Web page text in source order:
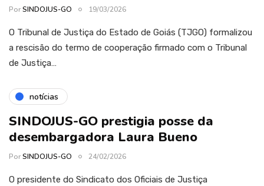
PorSINDOJUS-GO 19/03/2026
O Tribunal de Justiça do Estado de Goiás (TJGO) formalizou
a rescisão do termo de cooperação firmado com o Tribunal
de Justiça…
notícias
SINDOJUS-GO prestigia posse da
desembargadora Laura Bueno
PorSINDOJUS-GO 24/02/2026
O presidente do Sindicato dos Oficiais de Justiça